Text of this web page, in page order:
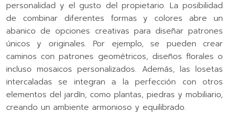
personalidad y el gusto del propietario. La posibilidad
de combinar diferentes formas y colores abre un
abanico de opciones creativas para diseñar patrones
únicos y originales. Por ejemplo, se pueden crear
caminos con patrones geométricos, diseños florales o
incluso mosaicos personalizados. Además, las losetas
intercaladas se integran a la perfección con otros
elementos del jardín, como plantas, piedras y mobiliario,
creando un ambiente armonioso y equilibrado.